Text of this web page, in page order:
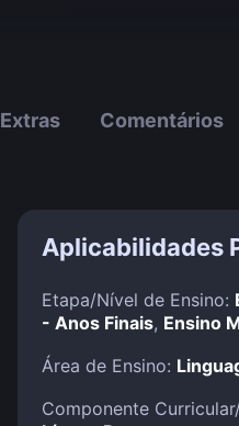
Extras Comentários
Aplicabilidades
Etapa/Nível de Ensino:
- Anos Finais, Ensino
Área de Ensino:
Componente